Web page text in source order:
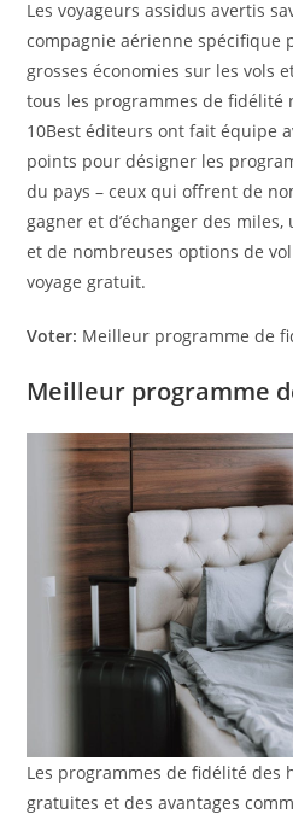
Les voyageurs assidus avertis
compagnie aérienne spécifique
grosses économies sur les vols
tous les programmes de fidélité
10Best éditeurs ont fait équipe
points pour désigner les
du pays – ceux qui offrent de
gagner et d’échanger des
et de nombreuses options de
voyage gratuit.
Voter: Meilleur programme de
Meilleur programme
Les programmes de fidélité des
gratuites et des avantages